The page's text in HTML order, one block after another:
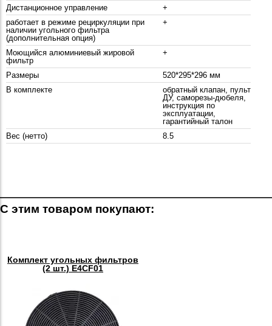
Дистанционное управление
+
работает в режиме рециркуляции при
наличии угольного фильтра
(дополнительная опция)
+
Моющийся алюминиевый жировой
фильтр
+
Размеры
520*295*296 мм
В комплекте
обратный клапан, пульт
ДУ, саморезы-дюбеля,
инструкция по
эксплуатации,
гарантийный талон
Вес (нетто)
8.5
С этим товаром покупают:
Комплект угольных фильтров
(2 шт.) E4CF01